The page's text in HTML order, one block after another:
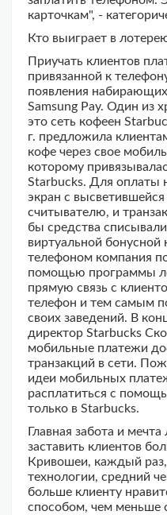
карточкам", -
Кто выиграет в
Приучать клиентов
привязанной к
появления
Samsung Pay. Один из
это сеть кофеен
г. предложила
кофе через свое
которому
Starbucks. Для оплаты
экран с
считывателю, и
бы средства
виртуальной бонусной
телефоном компания
помощью программы
прямую связь с
телефон и тем самым
своих заведений. В
директор Starbucks
мобильные платежи
транзакций в сети.
идеи мобильных
расплатиться с
только в Starbucks.
Главная забота и
заставить клиентов
Кривошеи, каждый раз,
технологии, средний
больше клиенту
способом, чем меньше